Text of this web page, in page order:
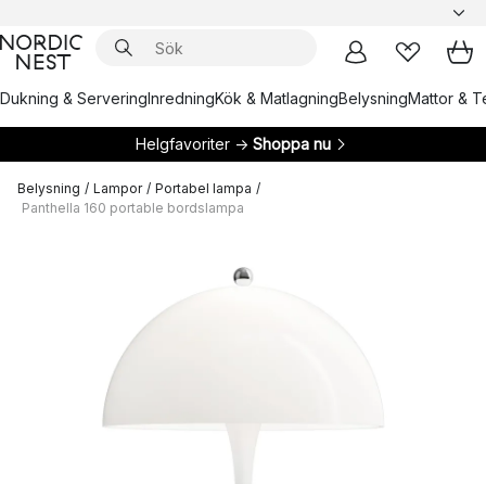
Dukning & ServeringInredningKök & MatlagningBelysningMattor &
Helgfavoriter → Shoppa nu
Belysning / Lampor / Portabel lampa /
Panthella 160 portable bordslampa